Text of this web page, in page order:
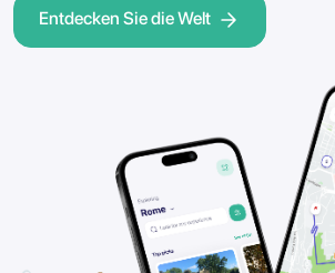
Entdecken Sie die Welt